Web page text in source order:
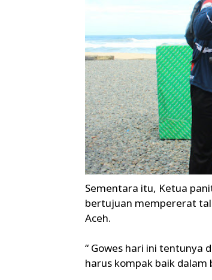
Sementara itu, Ketua
bertujuan mempererat
Aceh.
“ Gowes hari ini tentunya
harus kompak baik